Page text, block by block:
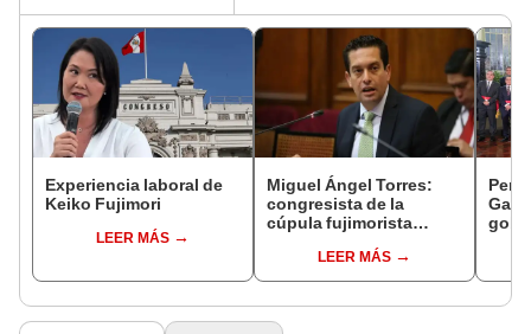
Experiencia laboral de
Keiko Fujimori
LEER MÁS
Miguel Ángel Torres:
congresista de la
cúpula fujimorista
del SenadoLEER MÁS